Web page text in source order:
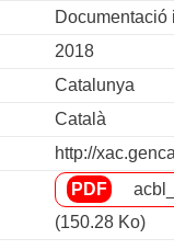
Documentació
2018
Catalunya
Català
http://
(150.28 Ko)